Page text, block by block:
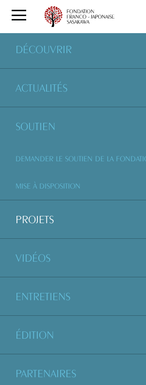
DÉCOUVRIR
ACTUALITÉS
SOUTIEN
DEMANDER LE SOUTIEN DE LA
MISE À DISPOSITION
PROJETS
VIDÉOS
ENTRETIENS
ÉDITION
PARTENAIRES